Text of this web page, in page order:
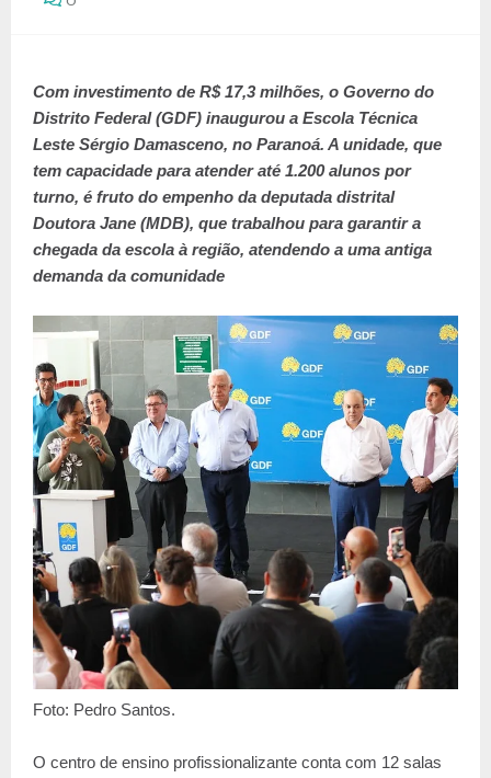
Com investimento de R$ 17,3 milhões, o Governo do
Distrito Federal (GDF) inaugurou a Escola Técnica
Leste Sérgio Damasceno, no Paranoá. A unidade, que
tem capacidade para atender até 1.200 alunos por
turno, é fruto do empenho da deputada distrital
Doutora Jane (MDB), que trabalhou para garantir a
chegada da escola à região, atendendo a uma antiga
demanda da comunidade
Foto: Pedro Santos.
O centro de ensino profissionalizante conta com 12 salas